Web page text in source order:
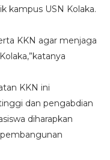
kampus USN Kolaka.
KKN agar menjaga
KKN ini
dan pengabdian
diharapkan